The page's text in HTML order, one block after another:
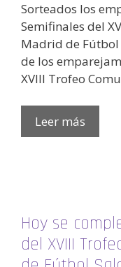
Sorteados los
Semifinales del
Madrid de Fútbol
de los
XVIII Trofeo
Leer más
Hoy se
del XVIII